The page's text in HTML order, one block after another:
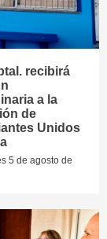
recibirá
a la
de
Unidos
5 de agosto de